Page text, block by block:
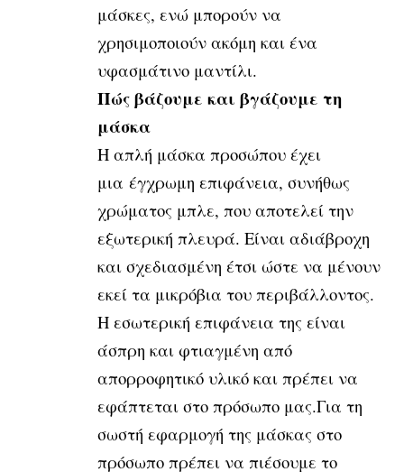
μάσκες, ενώ μπορούν να
χρησιμοποιούν ακόμη και ένα
υφασμάτινο μαντίλι.
Πώς βάζουμε και βγάζουμε τη
μάσκα
Η απλή μάσκα προσώπου έχει
μια έγχρωμη επιφάνεια, συνήθως
χρώματος μπλε, που αποτελεί την
εξωτερική πλευρά. Είναι αδιάβροχη
και σχεδιασμένη έτσι ώστε να μένουν
εκεί τα μικρόβια του περιβάλλοντος.
Η εσωτερική επιφάνεια της είναι
άσπρη και φτιαγμένη από
απορροφητικό υλικό και πρέπει να
εφάπτεται στο πρόσωπο μας.Για τη
σωστή εφαρμογή της μάσκας στο
πρόσωπο πρέπει να πιέσουμε το